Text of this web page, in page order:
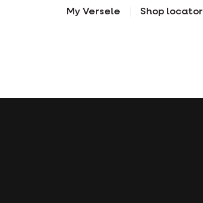
My Versele Shop locator
is dus essentieel.